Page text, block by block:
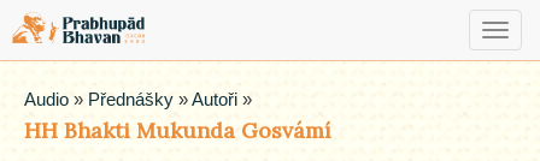
Audio » Přednášky »Autoři »
HH Bhakti Mukunda Gosvámí